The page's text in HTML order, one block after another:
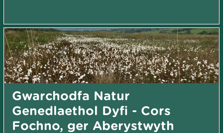
Gwarchodfa Natur
Genedlaethol Dyfi - Cors
Fochno, ger Aberystwyth